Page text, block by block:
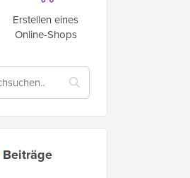
Erstellen eines
Online-Shops
Beiträge